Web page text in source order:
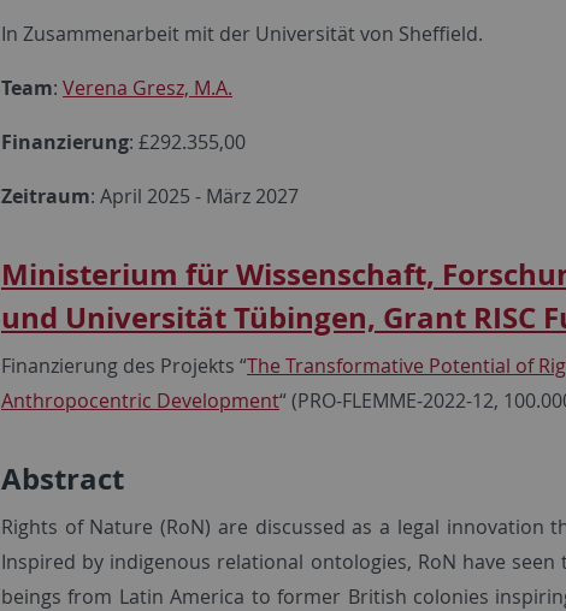
In Zusammenarbeit mit der Universität von Sheffield.
Team: Verena Gresz, M.A.
Finanzierung: £292.355,00
Zeitraum: April 2025 - März 2027
Ministerium für Wissenschaft,
und Universität Tübingen, Grant RISC
Finanzierung des Projekts “The Transformative Potential of
Anthropocentric Development“ (PRO-FLEMME-2022-12,
Abstract
Rights of Nature (RoN) are discussed as a legal
Inspired by indigenous relational ontologies, RoN have
beings from Latin America to former British colonies